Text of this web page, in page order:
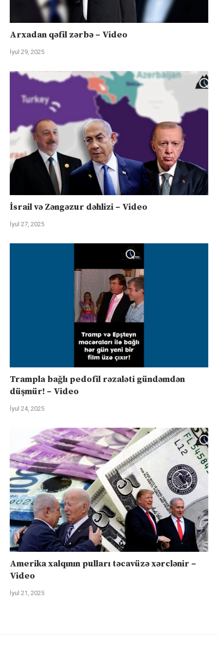
Arxadan qəfil zərbə – Video
İyul 29, 2025
İsrail və Zəngəzur dəhlizi – Video
İyul 27, 2025
Trampla bağlı pedofil rəzaləti gündəmdən
düşmür! – Video
İyul 24, 2025
Amerika xalqının pulları təcavüzə xərclənir –
Video
İyul 21, 2025